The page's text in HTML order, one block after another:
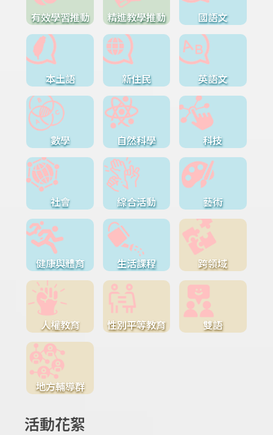
有效學習推動 精進教學推動 國語文
本土語 新住民 英語文
數學 自然科學 科技
社會 綜合活動 藝術
健康與體育 生活課程 跨領域
人權教育 性別平等教育 雙語
地方輔導群
活動花絮